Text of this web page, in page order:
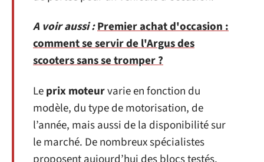
A voir aussi :Premier achat d'occasion :
comment se servir de l'Argus des
scooters sans se tromper ?
Leprix moteurvarie en fonction du
modèle, du type de motorisation, de
l’année, mais aussi de la disponibilité sur
le marché. De nombreux spécialistes